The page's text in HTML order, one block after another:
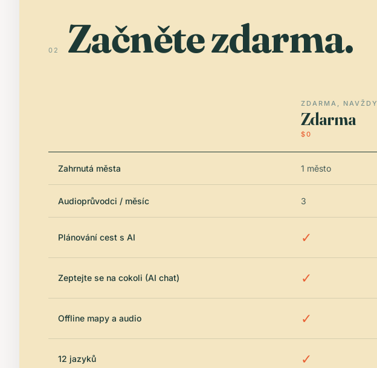
02 Začněte zdarma.
ZDARMA, NAVŽDY
Zdarma
$0
Zahrnutá města 1 město
Audioprůvodci / měsíc 3
Plánování cest s AI ✓
Zeptejte se na cokoli (AI chat) ✓
Offline mapy a audio ✓
12 jazyků ✓